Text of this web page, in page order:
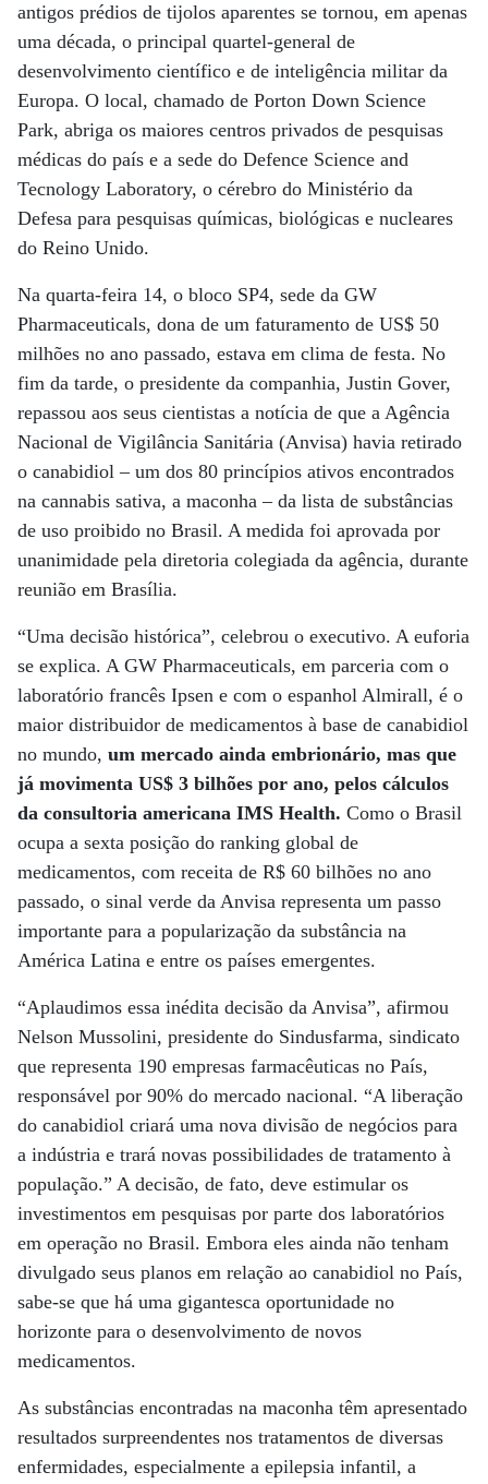
antigos prédios de tijolos aparentes se tornou, em apenas
uma década, o principal quartel-general de
desenvolvimento científico e de inteligência militar da
Europa. O local, chamado de Porton Down Science
Park, abriga os maiores centros privados de pesquisas
médicas do país e a sede do Defence Science and
Tecnology Laboratory, o cérebro do Ministério da
Defesa para pesquisas químicas, biológicas e nucleares
do Reino Unido.
Na quarta-feira 14, o bloco SP4, sede da GW
Pharmaceuticals, dona de um faturamento de US$ 50
milhões no ano passado, estava em clima de festa. No
fim da tarde, o presidente da companhia, Justin Gover,
repassou aos seus cientistas a notícia de que a Agência
Nacional de Vigilância Sanitária (Anvisa) havia retirado
o canabidiol – um dos 80 princípios ativos encontrados
na cannabis sativa, a maconha – da lista de substâncias
de uso proibido no Brasil. A medida foi aprovada por
unanimidade pela diretoria colegiada da agência, durante
reunião em Brasília.
“Uma decisão histórica”, celebrou o executivo. A euforia
se explica. A GW Pharmaceuticals, em parceria com o
laboratório francês Ipsen e com o espanhol Almirall, é o
maior distribuidor de medicamentos à base de canabidiol
no mundo, um mercado ainda embrionário, mas que
já movimenta US$ 3 bilhões por ano, pelos cálculos
da consultoria americana IMS Health. Como o Brasil
ocupa a sexta posição do ranking global de
medicamentos, com receita de R$ 60 bilhões no ano
passado, o sinal verde da Anvisa representa um passo
importante para a popularização da substância na
América Latina e entre os países emergentes.
“Aplaudimos essa inédita decisão da Anvisa”, afirmou
Nelson Mussolini, presidente do Sindusfarma, sindicato
que representa 190 empresas farmacêuticas no País,
responsável por 90% do mercado nacional. “A liberação
do canabidiol criará uma nova divisão de negócios para
a indústria e trará novas possibilidades de tratamento à
população.” A decisão, de fato, deve estimular os
investimentos em pesquisas por parte dos laboratórios
em operação no Brasil. Embora eles ainda não tenham
divulgado seus planos em relação ao canabidiol no País,
sabe-se que há uma gigantesca oportunidade no
horizonte para o desenvolvimento de novos
medicamentos.
As substâncias encontradas na maconha têm apresentado
resultados surpreendentes nos tratamentos de diversas
enfermidades, especialmente a epilepsia infantil, a